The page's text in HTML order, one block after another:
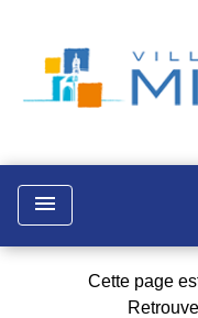
menu
Cette page